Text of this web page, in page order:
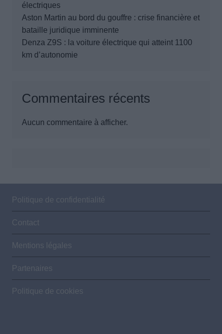
électriques
Aston Martin au bord du gouffre : crise financière et
bataille juridique imminente
Denza Z9S : la voiture électrique qui atteint 1100
km d’autonomie
Commentaires récents
Aucun commentaire à afficher.
Politique de confidentialité
Contact
Mentions légales
Partenaires
Politique de cookies